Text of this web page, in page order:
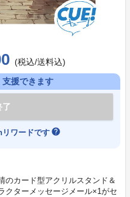
(税込/送料込)
援できます
了
ワードです help
カード型アクリルスタンド＆
ターメッセージメール×1がセ